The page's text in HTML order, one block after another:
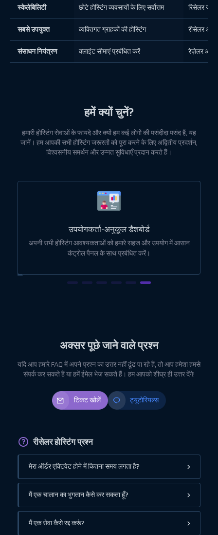
स्केलेबिलिटी छोटे होस्टिंग व्यवसायों के लिए सर्वोत्तम रिसेलर
सबसे उपयुक्त व्यक्तिगत ग्राहकों की होस्टिंग रीसेलर और
संसाधन नियंत्रण क्लाइंट सीमाएं प्रबंधित करें रेज़ेलर और
हमें क्यों चुनें?
हमारी होस्टिंग सेवाओं के फायदे और क्यों हम कई लोगों की पसंदीदा पसंद हैं, यह
जानें। हम आपकी सभी होस्टिंग जरूरतों को पूरा करने के लिए अद्वितीय प्रदर्शन,
विश्वसनीय समर्थन और उन्नत सुविधाएँ प्रदान करते हैं।
उपयोगकर्ता-अनुकूल डैशबोर्ड
अपनी सभी होस्टिंग आवश्यकताओं को हमारे सहज और उपयोग में आसान
कंट्रोल पैनल के साथ प्रबंधित करें।
अक्सर पूछे जाने वाले प्रश्न
यदि आप हमारे FAQ में अपने प्रश्न का उत्तर नहीं ढूंढ पा रहे हैं, तो आप हमेशा हमसे
संपर्क कर सकते हैं या हमें ईमेल भेज सकते हैं। हम आपको शीघ्र ही उत्तर देंगे!
टिकट खोलें ट्यूटोरियल्स
रीसेलर होस्टिंग प्रश्न
मेरा ऑर्डर एक्टिवेट होने में कितना समय लगता है?
मैं एक चालान का भुगतान कैसे कर सकता हूँ?
मैं एक सेवा कैसे रद्द करूं?